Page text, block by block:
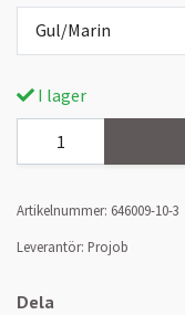
Gul/Marin
I lager
Artikelnummer: 646009-10-3
Leverantör: Projob
Dela